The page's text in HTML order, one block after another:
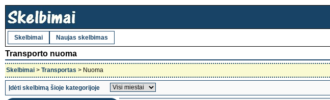
Skelbimai Naujas skelbimas
Transporto nuoma
Skelbimai > Transportas > Nuoma
Įdėti skelbimą šioje kategorijoje